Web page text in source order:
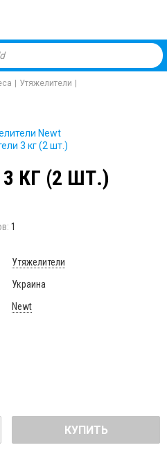
Утяжелители
КГ (2 ШТ.)
1
Утяжелители
Украина
Newt
КУПИТЬ